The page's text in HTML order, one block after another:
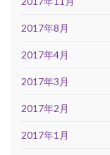
2017年8月
2017年4月
2017年3月
2017年2月
2017年1月